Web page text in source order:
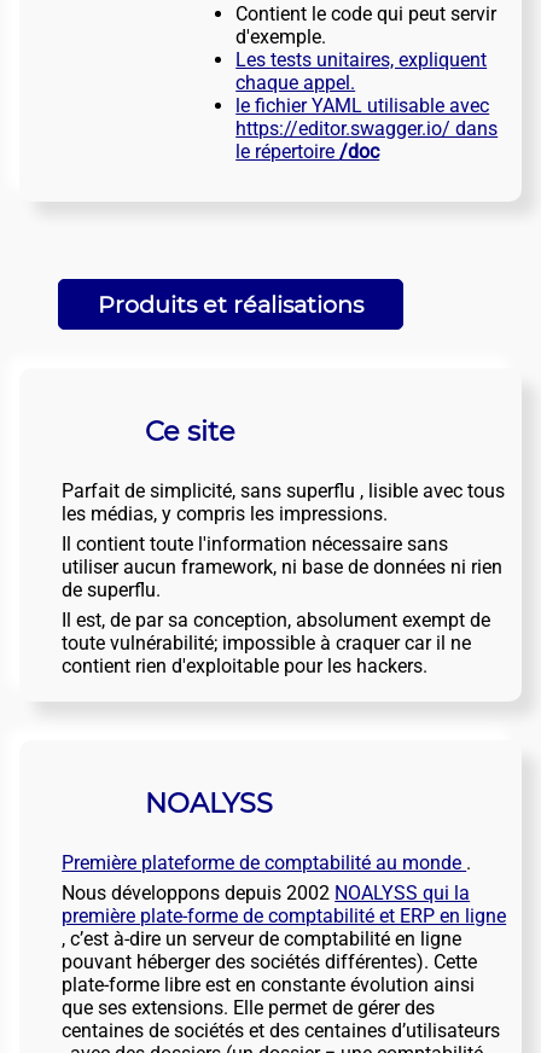
Contient le code qui peut servir
d'exemple.
Les tests unitaires, expliquent
chaque appel.
le fichier YAML utilisable avec
https://editor.swagger.io/ dans
le répertoire /doc
Produits et réalisations
Ce site
Parfait de simplicité, sans superflu , lisible avec tous
les médias, y compris les impressions.
Il contient toute l'information nécessaire sans
utiliser aucun framework, ni base de données ni rien
de superflu.
Il est, de par sa conception, absolument exempt de
toute vulnérabilité; impossible à craquer car il ne
contient rien d'exploitable pour les hackers.
NOALYSS
Première plateforme de comptabilité au monde .
Nous développons depuis 2002 NOALYSS qui la
première plate-forme de comptabilité et ERP en ligne
, c’est à-dire un serveur de comptabilité en ligne
pouvant héberger des sociétés différentes). Cette
plate-forme libre est en constante évolution ainsi
que ses extensions. Elle permet de gérer des
centaines de sociétés et des centaines d’utilisateurs